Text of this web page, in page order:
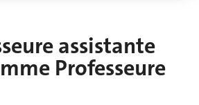
assistante
Professeure